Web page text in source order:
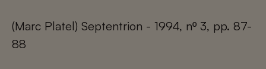
(Marc Platel) Septentrion - 1994, nº 3, pp. 87-
88